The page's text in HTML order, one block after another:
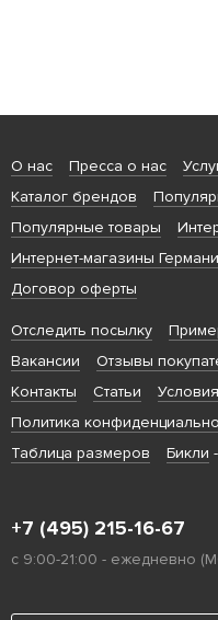
О нас Пресса о нас
Каталог брендов
Популярные товары
Интернет-магазины
Договор оферты
Отследить посылку
Вакансии
Отзывы
Контакты
Статьи
Политика
Таблица размеров
Бикли
+7 (495) 215-16-67
с 9:00-21:00 - ежедневно